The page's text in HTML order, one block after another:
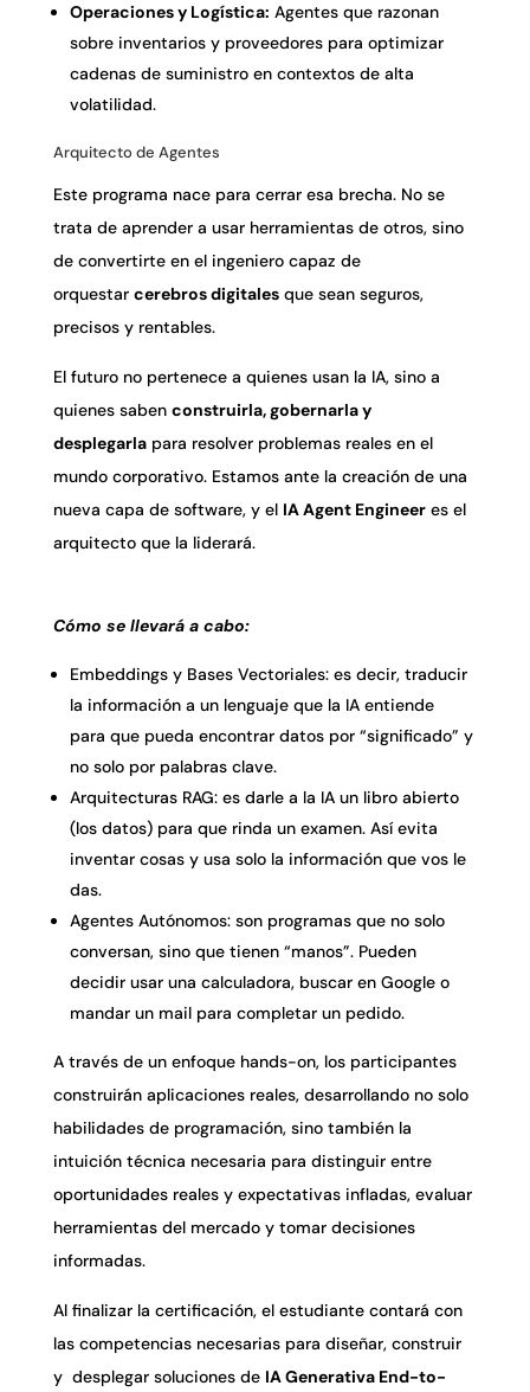
Operaciones y Logística: Agentes que razonan
sobre inventarios y proveedores para optimizar
cadenas de suministro en contextos de alta
volatilidad.
Arquitecto de Agentes
Este programa nace para cerrar esa brecha. No se
trata de aprender a usar herramientas de otros, sino
de convertirte en el ingeniero capaz de
orquestar cerebros digitalesque sean seguros,
precisos y rentables.
El futuro no pertenece a quienes usan la IA, sino a
quienes saben construirla, gobernarla y
desplegarlapara resolver problemas reales en el
mundo corporativo. Estamos ante la creación de una
nueva capa de software, y el IA Agent Engineeres el
arquitecto que la liderará.
Cómo se llevará a cabo:
Embeddings y Bases Vectoriales: es decir, traducir
la información a un lenguaje que la IA entiende
para que pueda encontrar datos por “significado” y
no solo por palabras clave.
Arquitecturas RAG: es darle a la IA un libro abierto
(los datos) para que rinda un examen. Así evita
inventar cosas y usa solo la información que vos le
das.
Agentes Autónomos: son programas que no solo
conversan, sino que tienen “manos”. Pueden
decidir usar una calculadora, buscar en Google o
mandar un mail para completar un pedido.
A través de un enfoque hands-on, los participantes
construirán aplicaciones reales, desarrollando no solo
habilidades de programación, sino también la
intuición técnica necesaria para distinguir entre
oportunidades reales y expectativas infladas, evaluar
herramientas del mercado y tomar decisiones
informadas.
Al finalizar la certificación, el estudiante contará con
las competencias necesarias para diseñar, construir
y desplegar soluciones de IA Generativa End-to-